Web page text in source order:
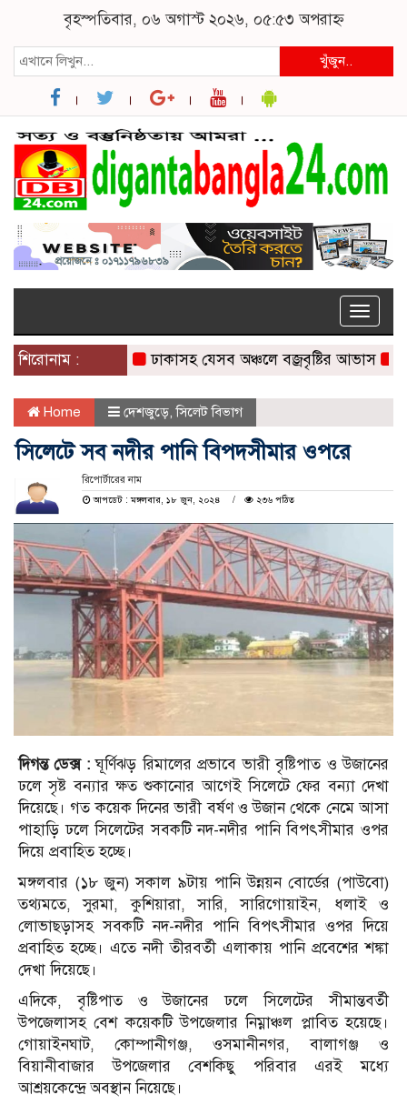
বৃহস্পতিবার, ০৬ অগাস্ট ২০২৬, ০৫:৫৩ অপরাহ্ন
খুঁজুন..
Toggle
শিরোনাম :
ঢাকাসহ যেসব অঞ্চলে বজ্রবৃষ্টির আভাস
Home দেশজুড়ে ,সিলেট বিভাগ
সিলেটে সব নদীর পানি বিপদসীমার ওপরে
রিপোর্টারের নাম
আপডেট : মঙ্গলবার, ১৮ জুন, ২০২৪
২৩৬ পঠিত
দিগন্ত ডেক্স :ঘূর্ণিঝড় রিমালের প্রভাবে ভারী বৃষ্টিপাত ও উজানের
ঢলে সৃষ্ট বন্যার ক্ষত শুকানোর আগেই সিলেটে ফের বন্যা দেখা
দিয়েছে। গত কয়েক দিনের ভারী বর্ষণ ও উজান থেকে নেমে আসা
পাহাড়ি ঢলে সিলেটের সবকটি নদ-নদীর পানি বিপৎসীমার ওপর
দিয়ে প্রবাহিত হচ্ছে।
মঙ্গলবার (১৮ জুন) সকাল ৯টায় পানি উন্নয়ন বোর্ডের (পাউবো)
তথ্যমতে, সুরমা, কুশিয়ারা, সারি, সারিগোয়াইন, ধলাই ও
লোভাছড়াসহ সবকটি নদ-নদীর পানি বিপৎসীমার ওপর দিয়ে
প্রবাহিত হচ্ছে। এতে নদী তীরবর্তী এলাকায় পানি প্রবেশের শঙ্কা
দেখা দিয়েছে।
এদিকে, বৃষ্টিপাত ও উজানের ঢলে সিলেটের সীমান্তবর্তী
উপজেলাসহ বেশ কয়েকটি উপজেলার নিম্নাঞ্চল প্লাবিত হয়েছে।
গোয়াইনঘাট, কোম্পানীগঞ্জ, ওসমানীনগর, বালাগঞ্জ ও
বিয়ানীবাজার উপজেলার বেশকিছু পরিবার এরই মধ্যে
আশ্রয়কেন্দ্রে অবস্থান নিয়েছে।